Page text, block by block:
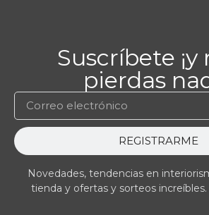
Suscríbete ¡y
pierdas
REGISTRARME
Novedades, tendencias en
tienda y ofertas y sorteos increíbles.